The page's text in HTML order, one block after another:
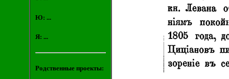
Ю: ...
Я: ...
Родственные проекты: